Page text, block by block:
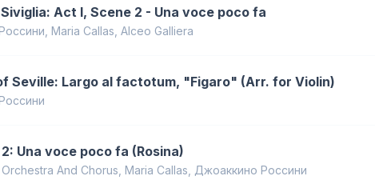
Act I, Scene 2 - Una voce poco fa
Maria Callas Alceo Galliera
Seville: Largo al factotum, "Figaro" (Arr. for Violin)
Una voce poco fa (Rosina)
And Chorus Maria Callas Джоаккино Россини